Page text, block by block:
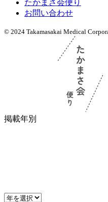
たかまさ会便り
お問い合わせ
© 2024 Takamasakai Medical
掲載年別